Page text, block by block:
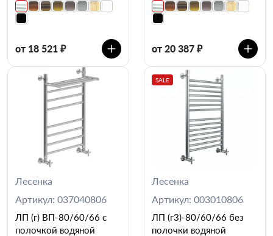
от 18 521 ₽ от 20 387 ₽
Лесенка
Артикул: 037040806
ЛП (г) ВП-80/60/66 с
полочкой водяной
SALE
Лесенка
Артикул: 003010806
ЛП (г3)-80/60/66 без
полочки водяной